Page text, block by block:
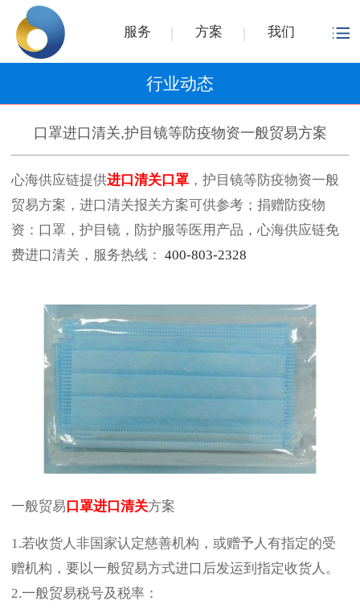
服务 方案 我们
行业动态
口罩进口清关,护目镜等防疫物资一般贸易方案
心海供应链提供进口清关口罩 ，护目镜等防疫物资一般
贸易方案，进口清关报关方案可供参考；捐赠防疫物
资：口罩，护目镜，防护服等医用产品，心海供应链免
费进口清关，服务热线： 400-803-2328
一般贸易口罩进口清关方案
1.若收货人非国家认定慈善机构，或赠予人有指定的受
赠机构，要以一般贸易方式进口后发运到指定收货人。
2.一般贸易税号及税率：